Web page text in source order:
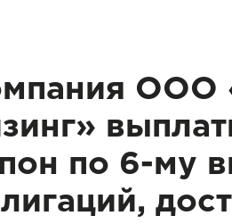
ООО
по 6-му